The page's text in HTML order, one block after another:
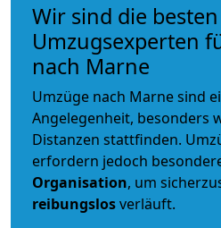
Wir sind die besten
Umzugsexperten
nach Marne
Umzüge nach Marne sind
Angelegenheit, besonders
Distanzen stattfinden.
erfordern jedoch
Organisation, um
reibungslosverläuft.